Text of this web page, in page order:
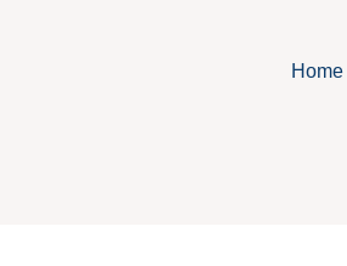
Home